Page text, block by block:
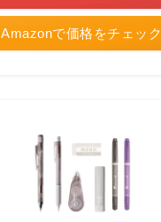
Amazonで価格をチェック